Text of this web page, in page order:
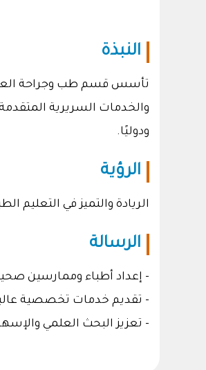
النبذة
والخدمات السريرية
ودوليًا.
الرؤية
الريادة والتميز في
الرسالة
- إعداد أطباء وممارسين
- تقديم خدمات تخصصية
- تعزيز البحث العلمي